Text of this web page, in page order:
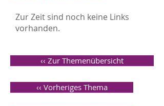
Zur Zeit sind noch keine Links
vorhanden.
‹‹ Zur Themenübersicht
‹‹ Vorheriges Thema